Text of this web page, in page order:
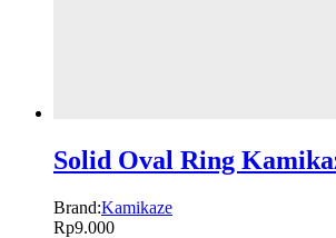
Solid Oval Ring
Brand:Kamikaze
Rp9.000